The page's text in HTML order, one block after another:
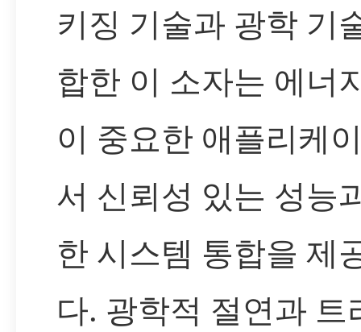
키징 기술과 광학 기
합한 이 소자는 에너
이 중요한 애플리케
서 신뢰성 있는 성능
한 시스템 통합을 제
다. 광학적 절연과 트